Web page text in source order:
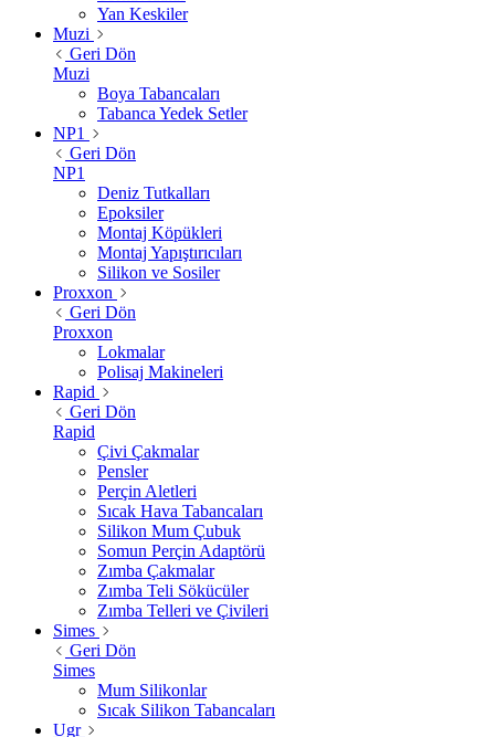
Yan Keskiler
Muzi
Geri Dön
Muzi
Boya Tabancaları
Tabanca Yedek Setler
NP1
Geri Dön
NP1
Deniz Tutkalları
Epoksiler
Montaj Köpükleri
Montaj Yapıştırıcıları
Silikon ve Sosiler
Proxxon
Geri Dön
Proxxon
Lokmalar
Polisaj Makineleri
Rapid
Geri Dön
Rapid
Çivi Çakmalar
Pensler
Perçin Aletleri
Sıcak Hava Tabancaları
Silikon Mum Çubuk
Somun Perçin Adaptörü
Zımba Çakmalar
Zımba Teli Sökücüler
Zımba Telleri ve Çivileri
Simes
Geri Dön
Simes
Mum Silikonlar
Sıcak Silikon Tabancaları
Ugr